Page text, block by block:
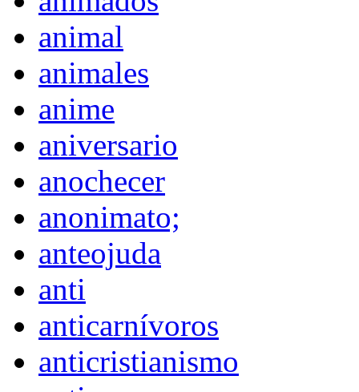
animal
animales
anime
aniversario
anochecer
anonimato;
anteojuda
anti
anticarnívoros
anticristianismo